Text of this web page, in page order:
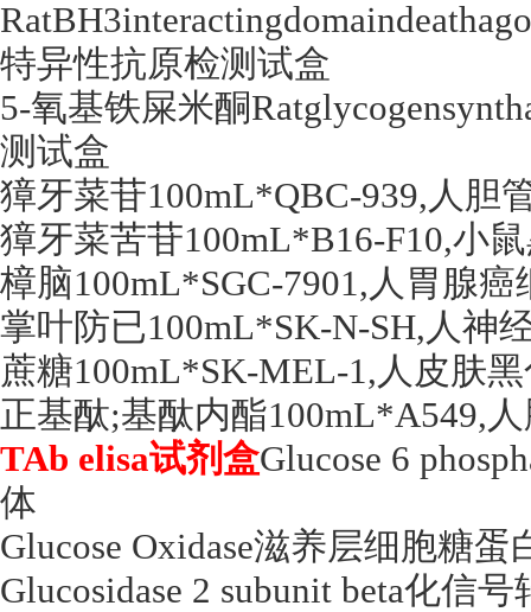
特异性抗原检测试盒
5-氧基铁屎米酮
测试盒
獐牙菜苷100mL*QBC-939,人胆
獐牙菜苦苷100mL*B16-F10,小
樟脑100mL*SGC-7901,人胃腺癌
掌叶防已100mL*SK-N-SH,人神
蔗糖100mL*SK-MEL-1,人皮肤
正基酞;基酞内酯100mL*A549,
TAb elisa试剂盒Glucose 6
体
Glucose Oxidase滋养层细胞糖蛋
Glucosidase 2 subunit beta化信